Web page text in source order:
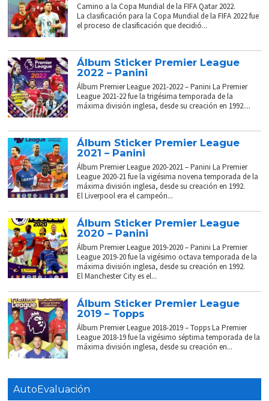
Camino a la Copa Mundial de la FIFA Qatar 2022.
La clasificación para la Copa Mundial de la FIFA 2022 fue
el proceso de clasificación que decidió...
Álbum Sticker Premier League
2022 – Panini
Álbum Premier League 2021-2022 – Panini La Premier
League 2021-22 fue la trigésima temporada de la
máxima división inglesa, desde su creación en 1992....
Álbum Sticker Premier League
2021 – Panini
Álbum Premier League 2020-2021 – Panini La Premier
League 2020-21 fue la vigésima novena temporada de la
máxima división inglesa, desde su creación en 1992.
El Liverpool era el campeón...
Álbum Sticker Premier League
2020 – Panini
Álbum Premier League 2019-2020 – Panini La Premier
League 2019-20 fue la vigésimo octava temporada de la
máxima división inglesa, desde su creación en 1992.
El Manchester City es el...
Álbum Sticker Premier League
2019 – Topps
Álbum Premier League 2018-2019 – Topps La Premier
League 2018-19 fue la vigésimo séptima temporada de la
máxima división inglesa, desde su creación en...
AutoEvaluación